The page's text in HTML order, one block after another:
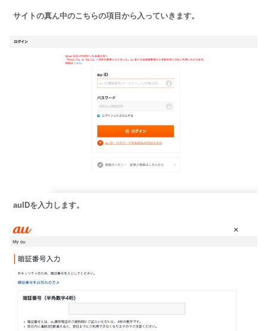
サイトの真ん中のこちらの項目から入っていきます。
auIDを入力します。